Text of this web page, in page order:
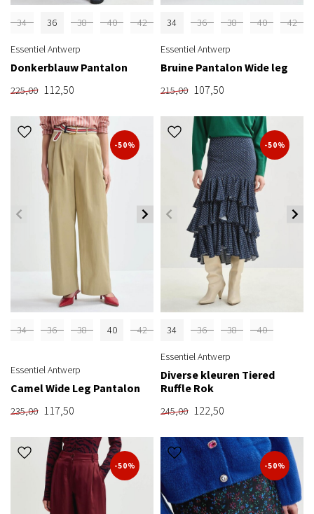
34 36 38 40 42
Essentiel Antwerp
Donkerblauw Pantalon
225,00 112,50
34 36 38 40 42
Essentiel Antwerp
Bruine Pantalon Wide leg
215,00 107,50
-50%
34 36 38 40 42
Essentiel Antwerp
Camel Wide Leg Pantalon
235,00 117,50
-50%
34 36 38 40
Essentiel Antwerp
Diverse kleuren Tiered
Ruffle Rok
245,00 122,50
-50% -50%